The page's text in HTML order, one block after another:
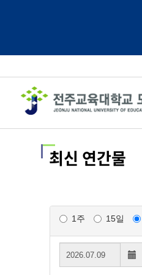
최신 연간물
1주 15일
시작날짜:
시작날짜